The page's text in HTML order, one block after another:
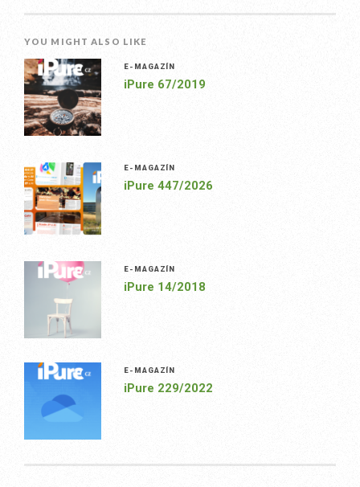
YOU MIGHT ALSO LIKE
E-MAGAZÍN
iPure 67/2019
E-MAGAZÍN
iPure 447/2026
E-MAGAZÍN
iPure 14/2018
E-MAGAZÍN
iPure 229/2022